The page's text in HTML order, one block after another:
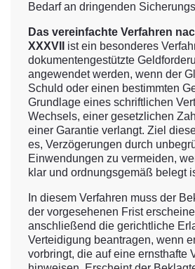
Bedarf an dringenden
Das vereinfachte Verfahren
XXXVII
ist ein besonderes
dokumentengestützte
angewendet werden, wenn der
Schuld oder einen bestimmten
Grundlage eines schriftlichen
Wechsels, einer gesetzlichen
einer Garantie verlangt. Ziel
es, Verzögerungen durch
Einwendungen zu vermeiden,
klar und ordnungsgemäß belegt
In diesem Verfahren muss der
der vorgesehenen Frist
anschließend die gerichtliche
Verteidigung beantragen, wenn
vorbringt, die auf eine ernsthafte